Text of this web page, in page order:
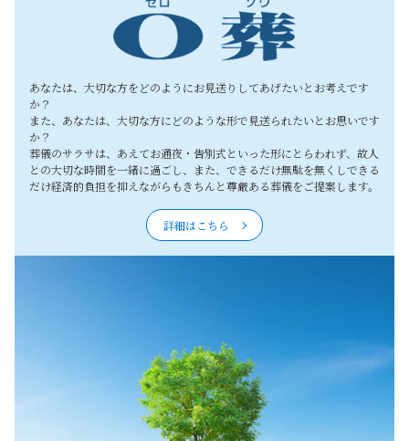
あなたは、大切な方をどのようにお見送りしてあげたいとお考えです
か？
また、あなたは、大切な方にどのような形で見送られたいとお思いです
か？
葬儀のサラサは、あえてお通夜・告別式といった形にとらわれず、故人
との大切な時間を一緒に過ごし、また、できるだけ無駄を無くしできる
だけ経済的負担を抑えながらもきちんと尊厳ある葬儀をご提案します。
詳細はこちら